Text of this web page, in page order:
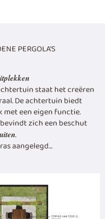
PERGOLA'S
staat het creëren
De achtertuin biedt
met een eigen functie.
zich een beschut
.
aangelegd…